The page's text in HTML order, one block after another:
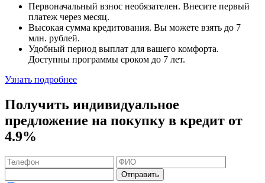
Первоначальный взнос необязателен. Внесите первый
платеж через месяц.
Высокая сумма кредитования. Вы можете взять до 7
млн. рублей.
Удобный период выплат для вашего комфорта.
Доступны программы сроком до 7 лет.
Узнать подробнее
Получить индивидуальное
предложение на покупку в кредит от
4.9%
Отправить